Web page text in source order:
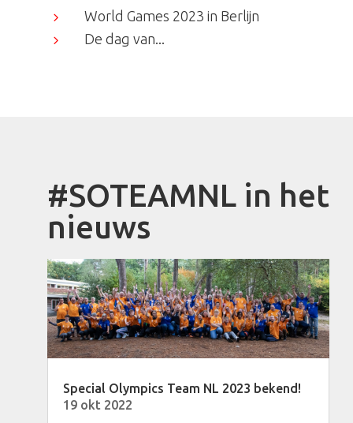
5
World Games 2023 in Berlijn
5
De dag van...
#SOTEAMNL in het
nieuws
Special Olympics Team NL 2023 bekend!
19 okt 2022